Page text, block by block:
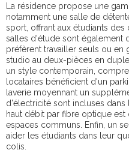
La résidence propose une
notamment une salle de
sport, offrant aux étudiants
salles d'étude sont également
préfèrent travailler seuls ou en
studio au deux-pièces en
un style contemporain,
locataires bénéficient d'un
laverie moyennant un
d'électricité sont incluses dans
haut débit par fibre optique
espaces communs. Enfin, un
aider les étudiants dans leur
colis.